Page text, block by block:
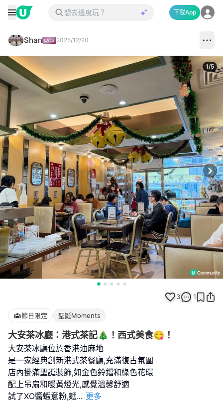
下載App
Shan 2025/12/20
1/5
3 1
節日限定 聖誕Moments
大安茶冰廳：港式茶記🎄！西式美食😋！
大安茶冰廳位於香港油麻地
是一家經典創新港式茶餐廳,充滿復古氛圍
店內掛滿聖誕裝飾,如金色鈴鐺和綠色花環
配上吊扇和暖黃燈光,感覺溫馨舒適
試了XO醬蝦意粉,麵... 更多